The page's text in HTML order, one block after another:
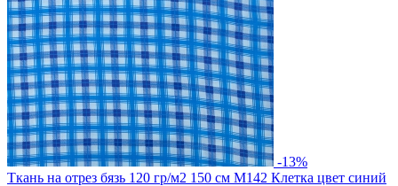
-13%
Ткань на отрез бязь 120 гр/м2 150 см М142 Клетка цвет синий